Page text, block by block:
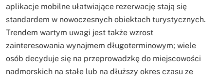
aplikacje mobilne ułatwiające rezerwację stają się
standardem w nowoczesnych obiektach turystycznych.
Trendem wartym uwagi jest także wzrost
zainteresowania wynajmem długoterminowym; wiele
osób decyduje się na przeprowadzkę do miejscowości
nadmorskich na stałe lub na dłuższy okres czasu ze